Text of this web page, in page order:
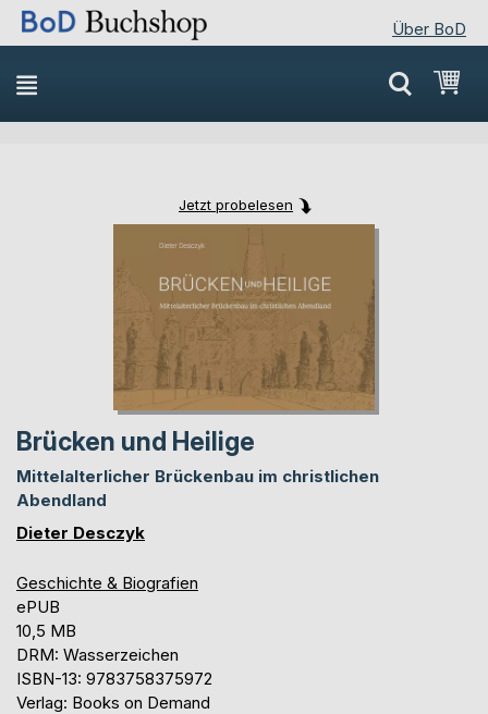
Über BoD
Direkt
zum
Inhalt
Jetzt probelesen
the
end
images
gallery
the
beginning
images
gallery
Brücken und Heilige
Mittelalterlicher Brückenbau im christlichen
Abendland
Dieter Desczyk
Geschichte & Biografien
ePUB
10,5 MB
DRM: Wasserzeichen
ISBN-13: 9783758375972
Verlag: Books on Demand